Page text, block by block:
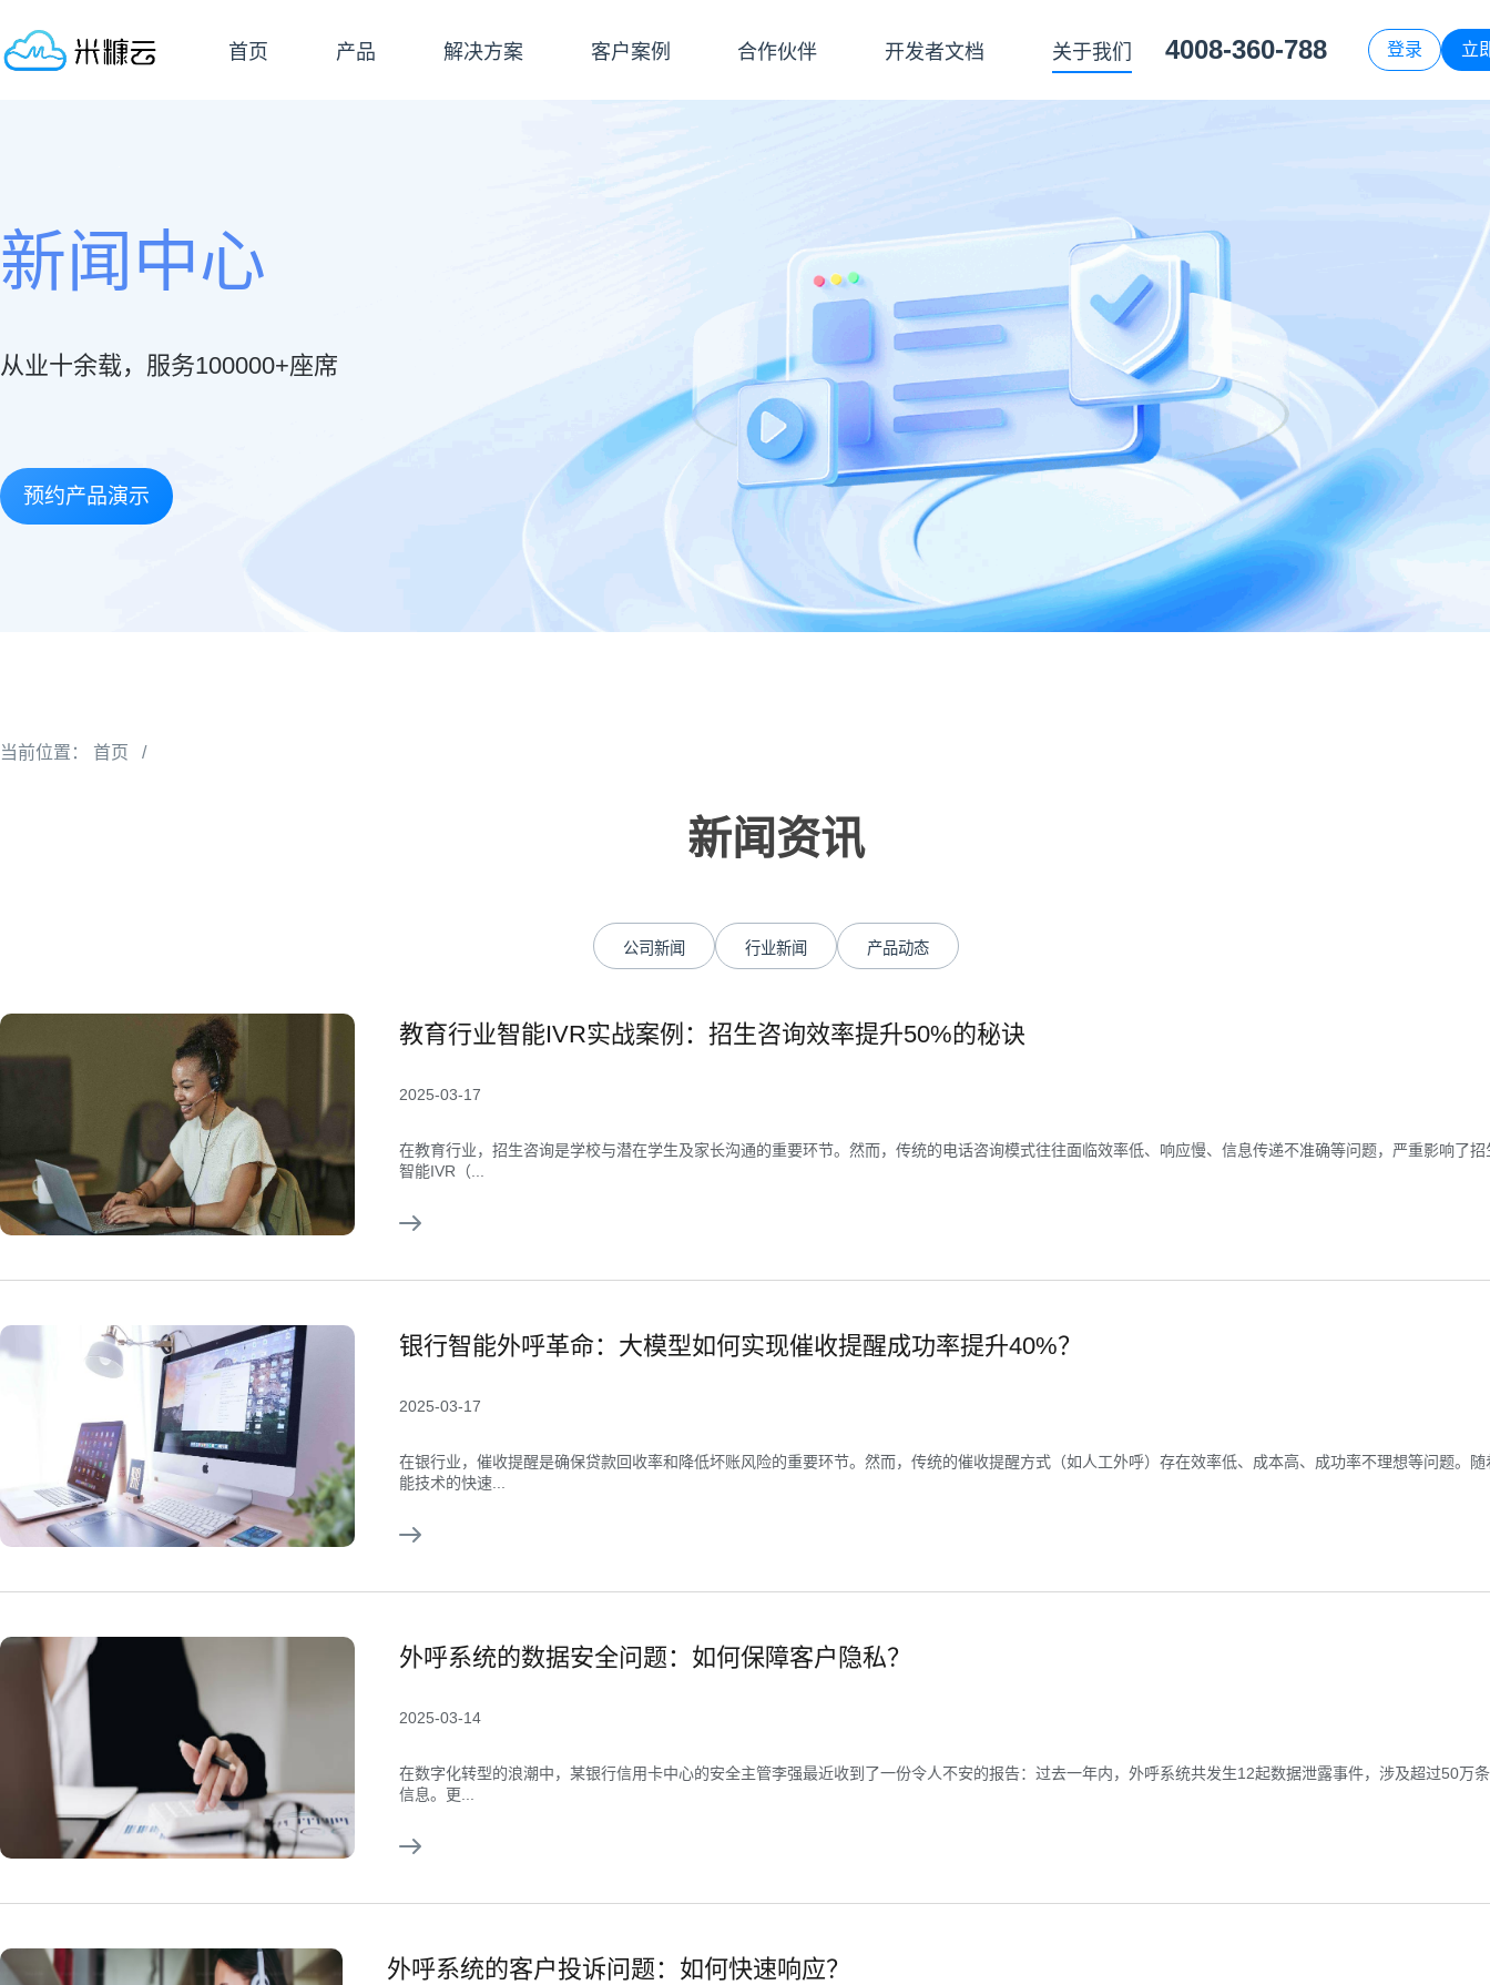
首页 产品 解决方案 客户案例 合作伙伴 开发者文档 关于我们 4008-360-788 登录 立
新闻中心
从业十余载，服务100000+座席
预约产品演示
当前位置： 首页 /
新闻资讯
公司新闻 行业新闻 产品动态
教育行业智能IVR实战案例：招生咨询效率提升50%的秘诀
2025-03-17
在教育行业，招生咨询是学校与潜在学生及家长沟通的重要环节。然而，传统的电话咨询模式往往面临效率低、响应慢、信息传递不准确等问题，严重影响了招
智能IVR（...
银行智能外呼革命：大模型如何实现催收提醒成功率提升40%？
2025-03-17
在银行业，催收提醒是确保贷款回收率和降低坏账风险的重要环节。然而，传统的催收提醒方式（如人工外呼）存在效率低、成本高、成功率不理想等问题。随
能技术的快速...
外呼系统的数据安全问题：如何保障客户隐私？
2025-03-14
在数字化转型的浪潮中，某银行信用卡中心的安全主管李强最近收到了一份令人不安的报告：过去一年内，外呼系统共发生12起数据泄露事件，涉及超过50万
信息。更...
外呼系统的客户投诉问题：如何快速响应？